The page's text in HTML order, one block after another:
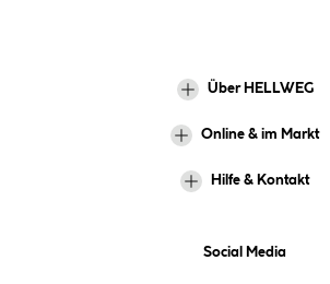
Über HELLWEG
Online & im Markt
Hilfe & Kontakt
Social Media